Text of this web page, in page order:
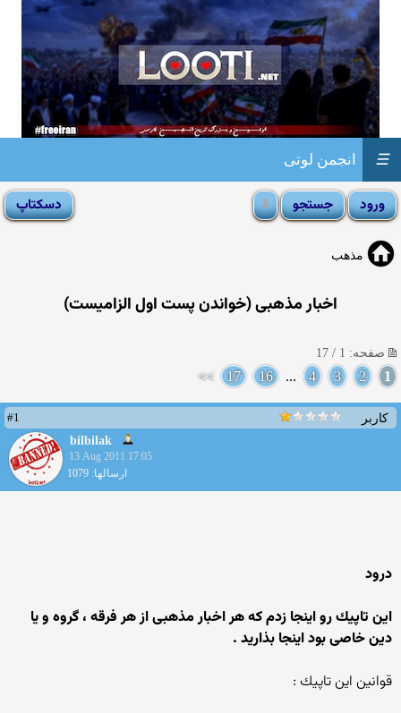
انجمن لوتی ☰
مذهب
اخبار مذهبی (خواندن پست اول الزامیست)
صفحه: 1 / 17
1
2
3
4
...
16
17
>>
کاربر
#1
bilbilak
13 Aug 2011 17:05
ارسالها: 1079
درود
این تاپیك رو اینجا زدم كه هر اخبار مذهبی از هر فرقه ، گروه و یا
دین خاصی بود اینجا بذارید .
قوانین این تاپیك :